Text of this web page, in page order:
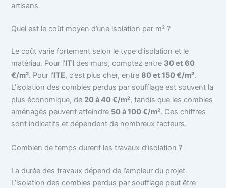
artisans
Quel est le coût moyen d’une isolation par m² ?
Le coût varie fortement selon le type d’isolation et le
matériau. Pour l’ITI des murs, comptez entre 30 et 60
€/m². Pour l’ITE, c’est plus cher, entre80 et 150 €/m².
L’isolation des combles perdus par soufflage est souvent la
plus économique, de 20 à 40 €/m², tandis que les combles
aménagés peuvent atteindre 50 à 100 €/m². Ces chiffres
sont indicatifs et dépendent de nombreux facteurs.
Combien de temps durent les travaux d’isolation ?
La durée des travaux dépend de l’ampleur du projet.
L’isolation des combles perdus par soufflage peut être